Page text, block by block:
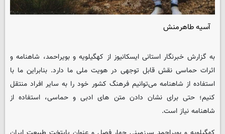
آسیه طاهرمنش
به گزارش خبرنگار استانیایسکانیوز از کهگیلویه و بویراحمد، شاهنامه و
اثرات حماسی نقش قابل توجهی در هویت ملی ما دارد. بنابراین ما با
استفاده از شاهنامه می‌توانیم فرهنگ کشور خود را به سایر افراد منتقل
کنیم؛ حتی برای نشان دادن متن‌ های ادبی و حماسی، استفاده از
شاهنامه نیاز است.